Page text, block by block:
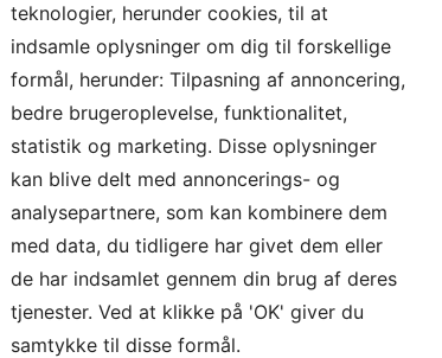
teknologier, herunder cookies, til at
indsamle oplysninger om dig til forskellige
formål, herunder: Tilpasning af annoncering,
bedre brugeroplevelse, funktionalitet,
statistik og marketing. Disse oplysninger
kan blive delt med annoncerings- og
analysepartnere, som kan kombinere dem
med data, du tidligere har givet dem eller
de har indsamlet gennem din brug af deres
tjenester. Ved at klikke på 'OK' giver du
samtykke til disse formål.